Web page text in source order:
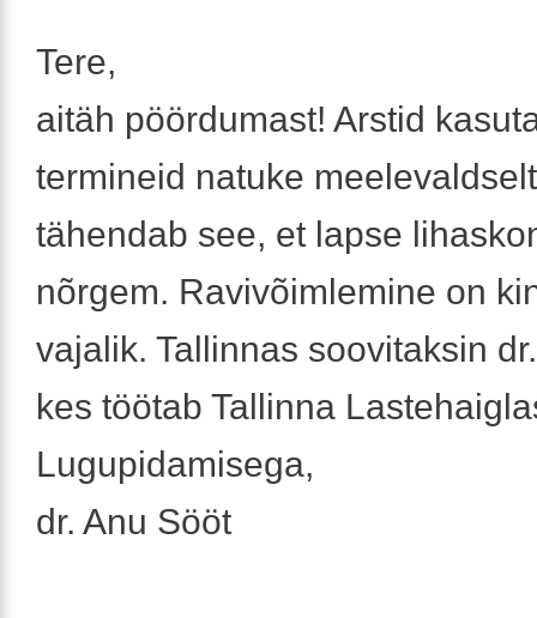
Tere,
aitäh pöördumast! Arstid
termineid natuke
tähendab see, et lapse
nõrgem. Ravivõimlemine on
vajalik. Tallinnas soovitaksin
kes töötab Tallinna
Lugupidamisega,
dr. Anu Sööt